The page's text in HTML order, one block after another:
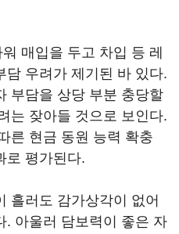
매입을 두고 차입 등 레
담 우려가 제기된 바 있다.
부담을 상당 부분 충당할
는 잦아들 것으로 보인다.
른 현금 동원 능력 확충
로 평가된다.
흘러도 감가상각이 없어
. 아울러 담보력이 좋은 자